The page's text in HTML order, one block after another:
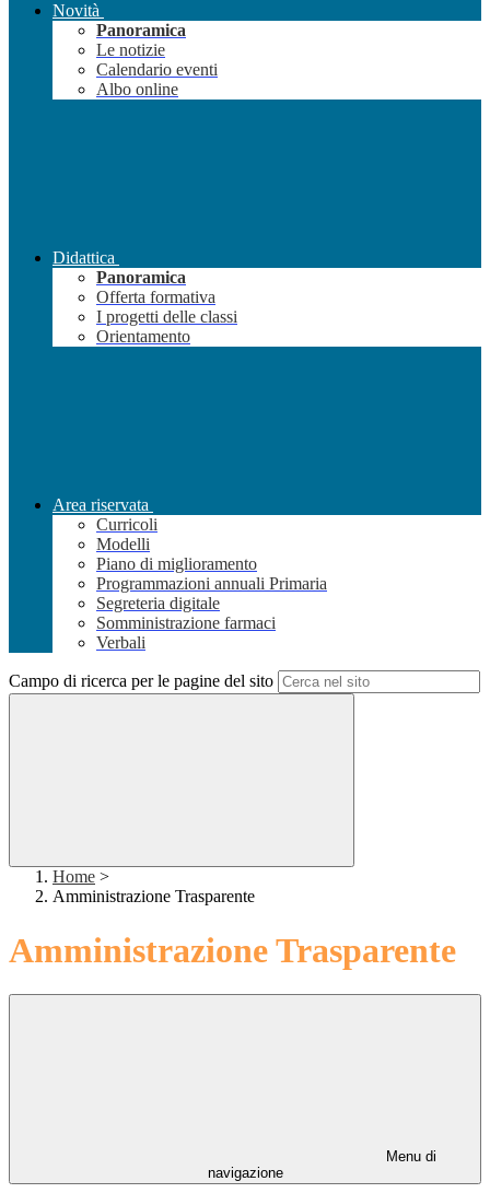
Novità
Panoramica
Le notizie
Calendario eventi
Albo online
Didattica
Panoramica
Offerta formativa
I progetti delle classi
Orientamento
Area riservata
Curricoli
Modelli
Piano di miglioramento
Programmazioni annuali Primaria
Segreteria digitale
Somministrazione farmaci
Verbali
Campo di ricerca per le pagine del sito
Home >
Amministrazione Trasparente
Amministrazione Trasparente
Menu di
navigazione